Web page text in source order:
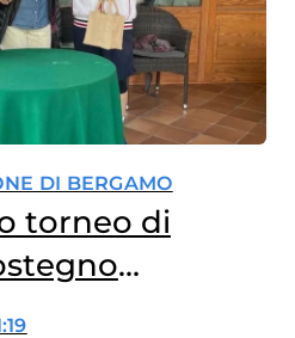
DI BERGAMO
torneo di
femminile